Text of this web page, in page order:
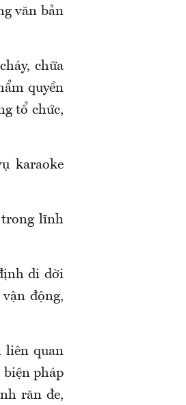
văn bản
chữa
quyền
tổ chức,
karaoke
trong lĩnh
di dời
động,
liên quan
biện pháp
răn đe,